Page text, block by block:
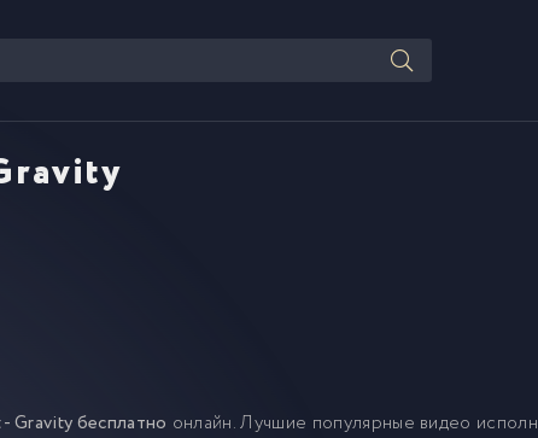
Gravity бесплатно онлайн. Лучшие популярные видео